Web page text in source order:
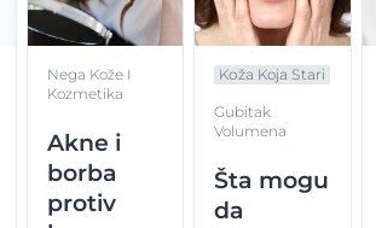
Nega Kože I
Kozmetika
Akne i
borba
protiv
Koža Koja Stari
Gubitak
Volumena
Šta mogu
da